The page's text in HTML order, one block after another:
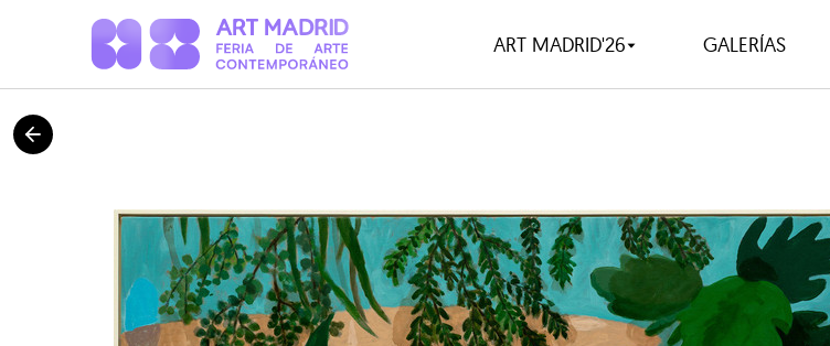
ART MADRID'26 GALERÍAS